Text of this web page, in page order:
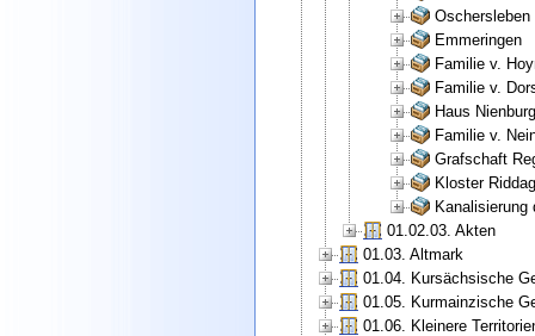
Oschersleben
Emmeringen
Familie v.
Familie v.
Haus Nienburg
Familie v.
Grafschaft
Kloster
Kanalisierung
01.02.03. Akten
01.03. Altmark
01.04. Kursächsische
01.05. Kurmainzische
01.06. Kleinere